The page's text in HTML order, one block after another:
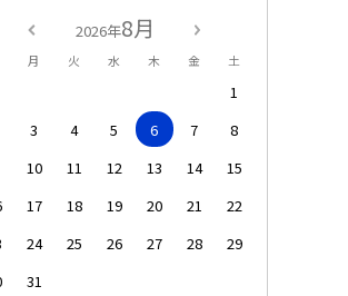
2026年8月
月 火 水 木 金 土
1
3 4 5 6 7
8
10 11 12 13 14
15
17 18 19 20 21
22
24 25 26 27 28
29
31